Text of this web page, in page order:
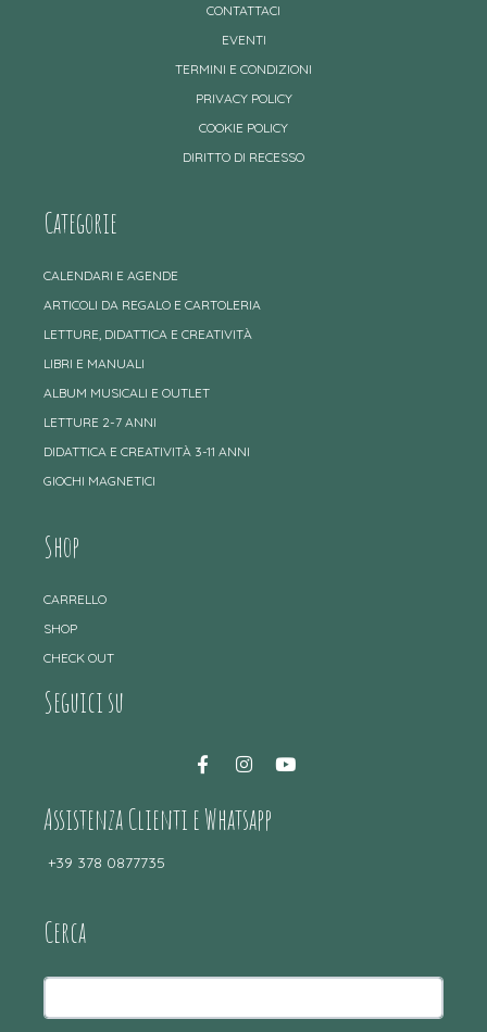
CONTATTACI
EVENTI
TERMINI E CONDIZIONI
PRIVACY POLICY
COOKIE POLICY
DIRITTO DI RECESSO
Categorie
CALENDARI E AGENDE
ARTICOLI DA REGALO E CARTOLERIA
LETTURE, DIDATTICA E CREATIVITÀ
LIBRI E MANUALI
ALBUM MUSICALI E OUTLET
LETTURE 2-7 ANNI
DIDATTICA E CREATIVITÀ 3-11 ANNI
GIOCHI MAGNETICI
Shop
CARRELLO
SHOP
CHECK OUT
Seguici su
Assistenza Clienti e Whatsapp
+39 378 0877735
Cerca